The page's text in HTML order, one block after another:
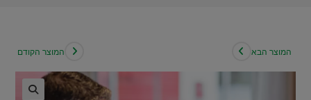
המוצר הקודם המוצר הבא